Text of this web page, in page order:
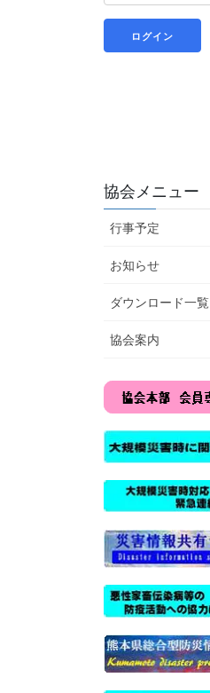
協会メニュー
行事予定
お知らせ
ダウンロード一覧
協会案内